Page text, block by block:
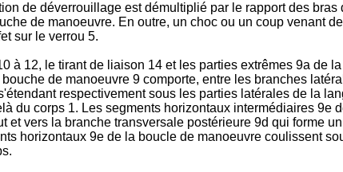
de déverrouillage est démultiplié par le rapport des
de manoeuvre. En outre, un choc ou un coup venant
sur le verrou 5.
à 12, le tirant de liaison 14 et les parties extrêmes 9a de
de manoeuvre 9 comporte, entre les branches
respectivement sous les parties latérales de la
du corps 1. Les segments horizontaux intermédiaires 9e
vers la branche transversale postérieure 9d qui forme
horizontaux 9e de la boucle de manoeuvre coulissent